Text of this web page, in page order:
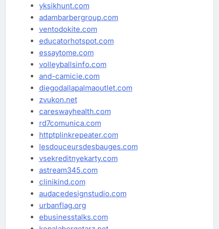
yksikhunt.com
adambarbergroup.com
ventodokite.com
educatorhotspot.com
essaytome.com
volleyballsinfo.com
and-camicie.com
diegodallapalmaoutlet.com
zvukon.net
careswayhealth.com
rd7comunica.com
httptplinkrepeater.com
lesdouceursdesbauges.com
vsekreditnyekarty.com
astream345.com
clinikind.com
audacedesignstudio.com
urbanflag.org
ebusinesstalks.com